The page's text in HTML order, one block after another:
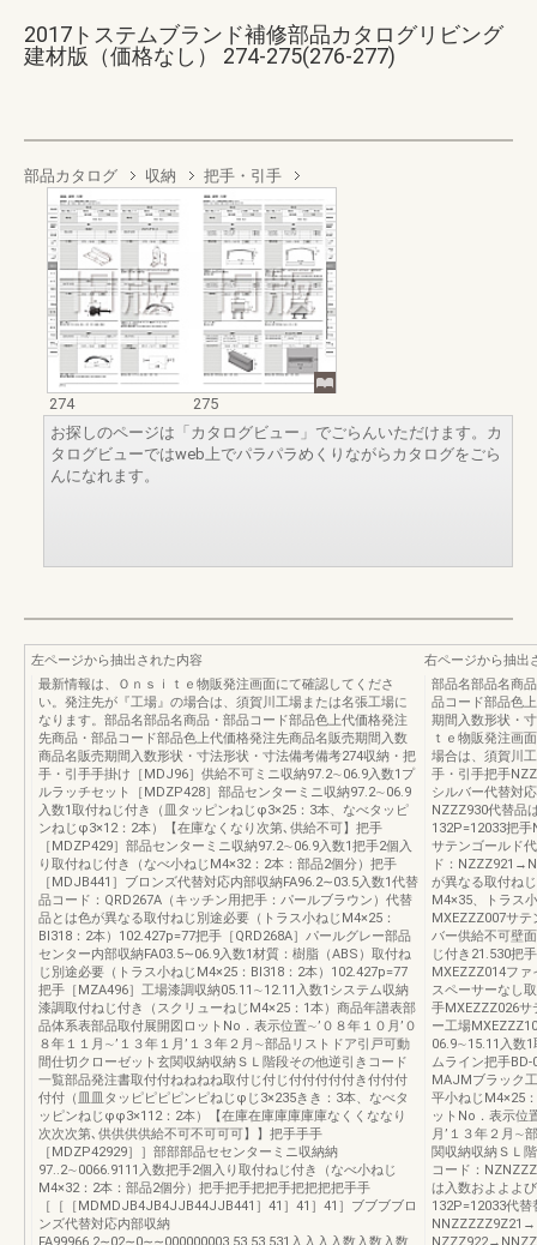
2017トステムブランド補修部品カタログリビング
建材版（価格なし） 274-275(276-277)
部品カタログ 収納 把手・引手
274
275
お探しのページは「カタログビュー」でごらんいただけます。カ
タログビューではweb上でパラパラめくりながらカタログをごら
んになれます。
左ページから抽出された内容
最新情報は、Ｏｎｓｉｔｅ物販発注画面にて確認してくださ
い。発注先が『工場』の場合は、須賀川工場または名張工場に
なります。部品名部品名商品・部品コード部品色上代価格発注
先商品・部品コード部品色上代価格発注先商品名販売期間入数
商品名販売期間入数形状・寸法形状・寸法備考備考274収納・把
手・引手手掛け［MDJ96］供給不可ミニ収納97.2∼06.9入数1プ
ルラッチセット［MDZP428］部品センターミニ収納97.2∼06.9
入数1取付ねじ付き（皿タッピンねじφ3×25：3本、なべタッピ
ンねじφ3×12：2本）【在庫なくなり次第､供給不可】把手
［MDZP429］部品センターミニ収納97.2∼06.9入数1把手2個入
り取付ねじ付き（なべ小ねじM4×32：2本：部品2個分）把手
［MDJB441］ブロンズ代替対応内部収納FA96.2∼03.5入数1代替
品コード：QRD267A（キッチン用把手：パールブラウン）代替
品とは色が異なる取付ねじ別途必要（トラス小ねじM4×25：
BI318：2本）102.427p=77把手［QRD268A］パールグレー部品
センター内部収納FA03.5∼06.9入数1材質：樹脂（ABS）取付ね
じ別途必要（トラス小ねじM4×25：BI318：2本）102.427p=77
把手［MZA496］工場漆調収納05.11∼12.11入数1システム収納
漆調取付ねじ付き（スクリューねじM4×25：1本）商品年譜表部
品体系表部品取付展開図ロットNo．表示位置∼’０８年１０月’０
８年１１月∼’１３年１月’１３年２月∼部品リストドア引戸可動
間仕切クローゼット玄関収納収納ＳＬ階段その他逆引きコード
一覧部品発注書取付付ねねねね取付じ付じ付付付付付き付付付
付付（皿皿タッピピピピンピねじφじ3×235きき：3本、なべタ
ッピンねじφφ3×112：2本）【在庫在庫庫庫庫庫なくくななり
次次次第､供供供供給不可不可可可】】把手手手
［MDZP42929］］部部部品セセンターミニ収納納
97..2∼0066.9111入数把手2個入り取付ねじ付き（なべ小ねじ
M4×32：2本：部品2個分）把手把手把把手把把把把手手
［［［MDMDJB4JB4JJB44JJB441］41］41］41］ブブブブロ
ンズ代替対応内部収納
FA99966.2∼02∼0∼∼000000003.53.53.531入入入入数入数入数
右ページから抽出
部品名部品名商
品コード部品色
期間入数形状・
ｔｅ物販発注画
場合は、須賀川
手・引手把手
シルバー代替対
NZZZ930代替品
132P=12033把
サテンゴールド
ド：
が異なる取付ね
M4×35、トラス
MXEZZZ007サ
バー供給不可壁
じ付き21.530把
MXEZZZ014フ
スペーサーなし
手MXEZZZ026サ
ー工場
06.9∼15.11入数
ムライン把手
MAJMブラック
平小ねじM4×25
ットNo．表示位
月’１３年２月∼
関収納収納ＳＬ
コード：
は入数およよよ
132P=12033代